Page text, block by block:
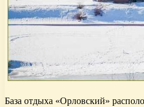
База отдыха «Орловский»